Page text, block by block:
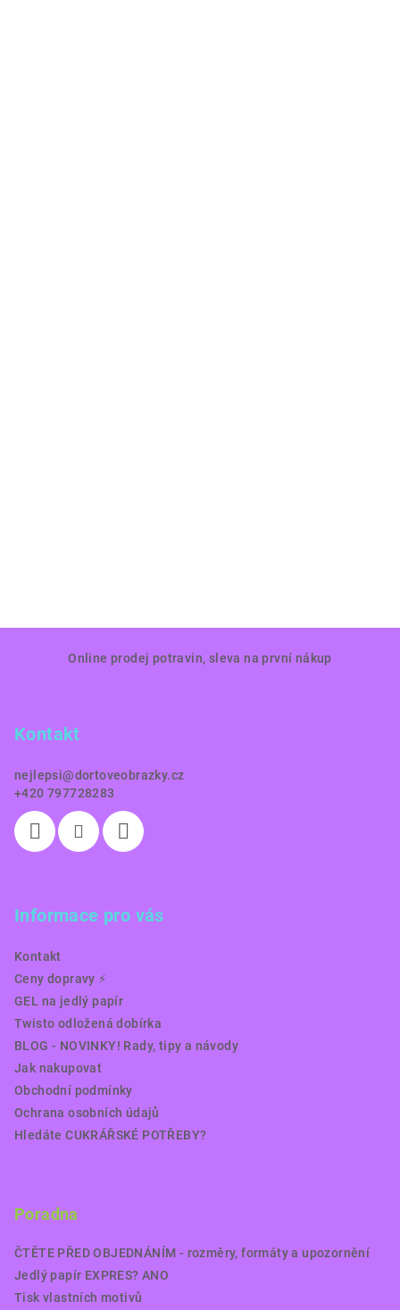
Online prodej potravin, sleva na první nákup
Kontakt
nejlepsi@dortoveobrazky.cz
+420 797728283
Informace pro vás
Kontakt
Ceny dopravy ⚡️
GEL na jedlý papír
Twisto odložená dobírka
BLOG - NOVINKY! Rady, tipy a návody
Jak nakupovat
Obchodní podmínky
Ochrana osobních údajů
Hledáte CUKRÁŘSKÉ POTŘEBY?
Poradna
ČTĚTE PŘED OBJEDNÁNÍM - rozměry, formáty a upozornění
Jedlý papír EXPRES? ANO
Tisk vlastních motivů